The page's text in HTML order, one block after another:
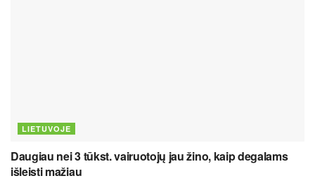
LIETUVOJE
Daugiau nei 3 tūkst. vairuotojų jau žino, kaip degalams
išleisti mažiau